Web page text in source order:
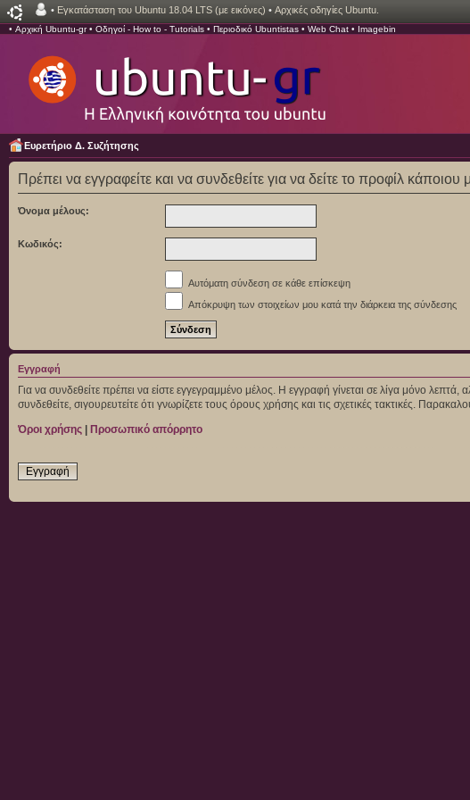
• Εγκατάσταση του Ubuntu 18.04 LTS (με εικόνες) • Αρχικές οδηγίες Ubuntu.
• Αρχική Ubuntu-gr• Οδηγοί - How to - Tutorials • Περιοδικό Ubuntistas • Web Chat • Imagebin
Ευρετήριο Δ. Συζήτησης
Πρέπει να εγγραφείτε και να συνδεθείτε για να δείτε το προφίλ κάποιου
Όνομα μέλους:
Κωδικός:
Αυτόματη σύνδεση σε κάθε επίσκεψη
Απόκρυψη των στοιχείων μου κατά την διάρκεια της σύνδεσης
Εγγραφή
Για να συνδεθείτε πρέπει να είστε εγγεγραμμένο μέλος. Η εγγραφή γίνεται σε λίγα μόνο
συνδεθείτε, σιγουρευτείτε ότι γνωρίζετε τους όρους χρήσης και τις σχετικές τακτικές.
Όροι χρήσης | Προσωπικό απόρρητο
Εγγραφή